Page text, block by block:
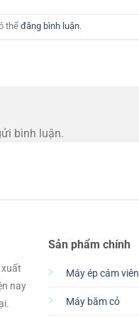
thể đăng bình luận.
bình luận.
nay
Sản phẩm chính
Máy ép cám viên
Máy băm cỏ